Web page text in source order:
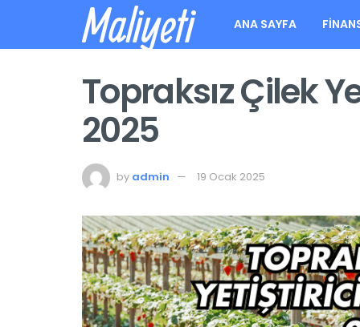
Maliyeti ANA SAYFA
Topraksız Çilek
2025
by admin 19 Ocak 2025